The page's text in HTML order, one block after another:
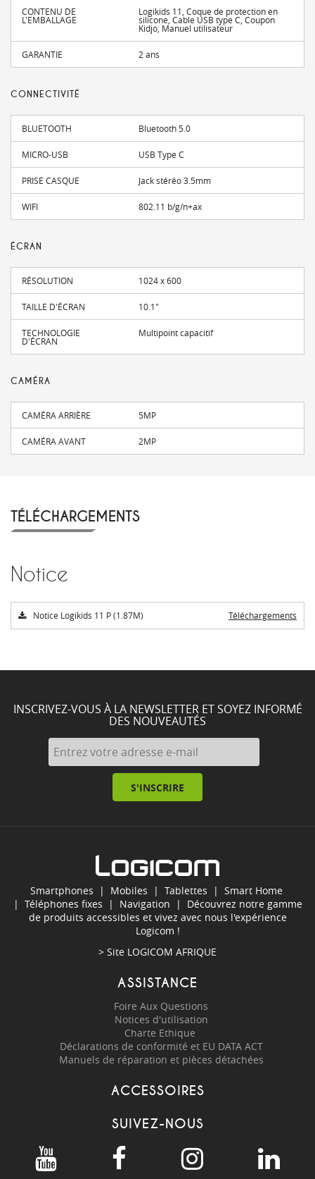
CONTENU DE
L'EMBALLAGE
Logikids 11, Coque de protection en
silicone, Cable USB type C, Coupon
Kidjo, Manuel utilisateur
GARANTIE 2 ans
CONNECTIVITÉ
BLUETOOTH Bluetooth 5.0
MICRO-USB USB Type C
PRISE CASQUE Jack stéréo 3.5mm
WIFI 802.11 b/g/n+ax
ÉCRAN
RÉSOLUTION 1024 x 600
TAILLE D'ÉCRAN 10.1"
TECHNOLOGIE
D'ÉCRAN
Multipoint capacitif
CAMÉRA
CAMÉRA ARRIÈRE 5MP
CAMÉRA AVANT 2MP
TÉLÉCHARGEMENTS
Notice
Notice Logikids 11 P (1.87M) Téléchargements
INSCRIVEZ-VOUS À LA NEWSLETTER ET SOYEZ INFORMÉ
DES NOUVEAUTÉS
S'INSCRIRE
Smartphones | Mobiles | Tablettes | Smart Home
| Téléphones fixes | Navigation | Découvrez notre gamme
de produits accessibles et vivez avec nous l'expérience
Logicom !
> Site LOGICOM AFRIQUE
ASSISTANCE
Foire Aux Questions
Notices d'utilisation
Charte Ethique
Déclarations de conformité et EU DATA ACT
Manuels de réparation et pièces détachées
ACCESSOIRES
SUIVEZ-NOUS